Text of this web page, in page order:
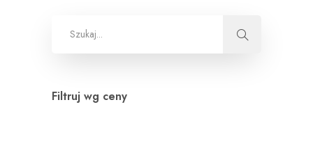
Filtruj wg ceny